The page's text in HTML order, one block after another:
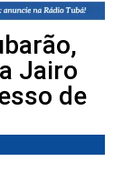
Jairo
de